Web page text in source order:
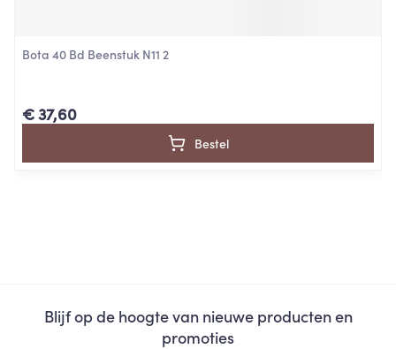
Bota 40 Bd Beenstuk N11 2
€ 37,60
Bestel
Blijf op de hoogte van nieuwe producten en
promoties